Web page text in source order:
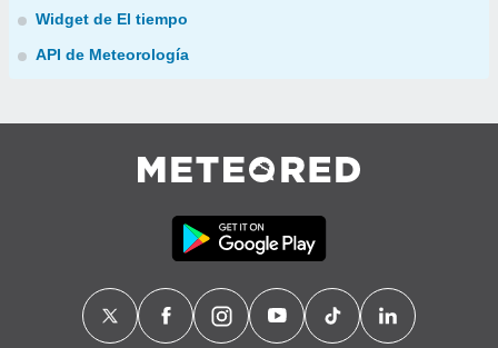
Widget de El tiempo
API de Meteorología